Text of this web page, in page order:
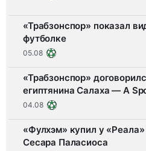
«Трабзонспор» показал
футболке
05.08
«Трабзонспор»
египтянина Салаха — A
04.08
«Фулхэм» купил у
Сесара Паласиоса